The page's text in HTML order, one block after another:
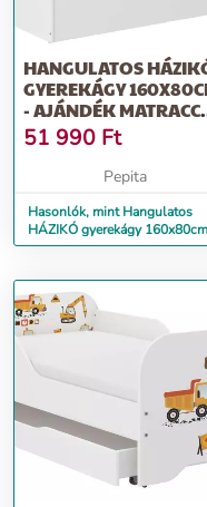
HANGULATOS
GYEREKÁGY 160X80CM
- AJÁNDÉK
- BALOS
51 990 Ft
Pepita
Hasonlók, mint Hangulatos
HÁZIKÓ gyerekágy 160x80cm -
ajándék matraccal - balos